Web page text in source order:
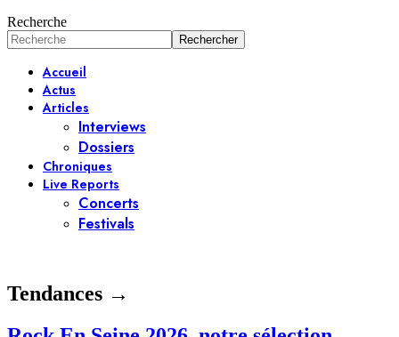
Recherche
Accueil
Actus
Articles
Interviews
Dossiers
Chroniques
Live Reports
Concerts
Festivals
Tendances →